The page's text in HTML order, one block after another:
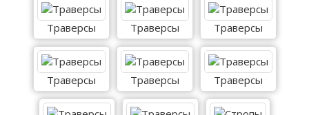
Траверсы Траверсы Траверсы
Траверсы Траверсы Траверсы